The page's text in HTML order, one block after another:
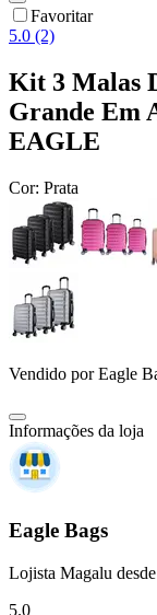
Favoritar
5.0 (2)
Kit 3 Malas
Grande Em
EAGLE
Cor: Prata
Vendido porEagle
Informações da loja
Eagle Bags
Lojista Magalu
5.0